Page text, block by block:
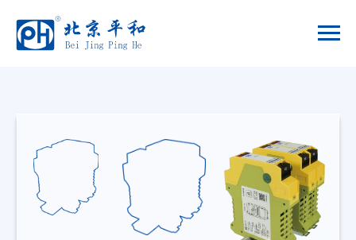
РЕЛЕ
БЕЗОПАСНОСТИ
• Тройное резервирование